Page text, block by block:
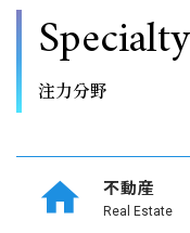
注力分野
不動産
Real Estate